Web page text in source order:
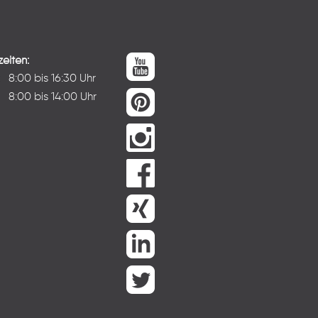
8:00 bis 16:30 Uhr
8:00 bis 14:00 Uhr